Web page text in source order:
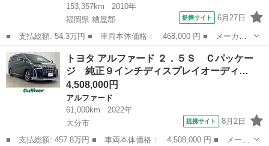
153,357km
2010年
福岡県 糟屋郡
提携サイト 6月27日
■ 支払総額: 54.3万円 ■ 車両本体価格： 468,000 円 ■ メーカー
名： トヨタ ■ 車種名： アルファード ■ グレード名： ２４０
Ｓ プライムセレクションＩＩ ドライブレコーダー ＥＴＣ バッ
クカメラ ナ...
福岡 糟屋郡 アルファード
トヨタ アルファード ２．５Ｓ Ｃパッケー
ジ 純正９インチディスプレイオーディ…
4,508,000円
アルファード
61,000km
2022年
大分市
提携サイト 8月2日
■ 支払総額: 457.8万円 ■ 車両本体価格： 4,508,000 円 ■ メーカ